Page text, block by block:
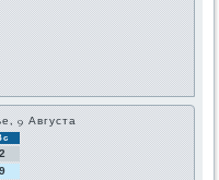
9 Августа
2
9